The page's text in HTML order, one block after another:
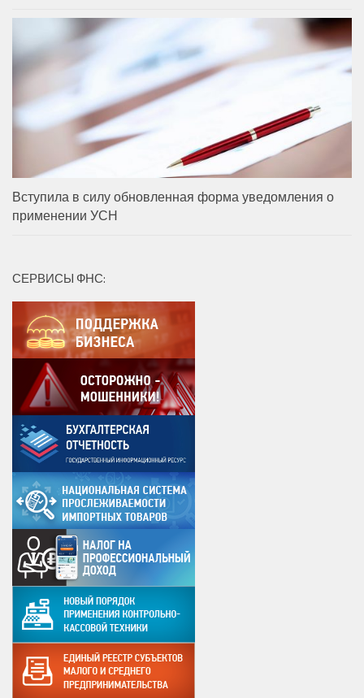
Вступила в силу обновленная форма уведомления о
применении УСН
СЕРВИСЫ ФНС: